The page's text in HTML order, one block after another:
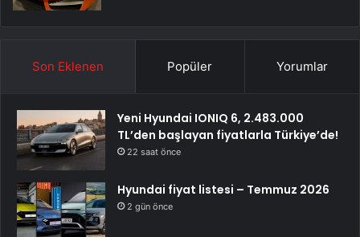
Son Eklenen Popüler Yorumlar
Yeni Hyundai IONIQ 6, 2.483.000
TL’den başlayan fiyatlarla Türkiye’de!
22 saat önce
Hyundai fiyat listesi – Temmuz 2026
2 gün önce